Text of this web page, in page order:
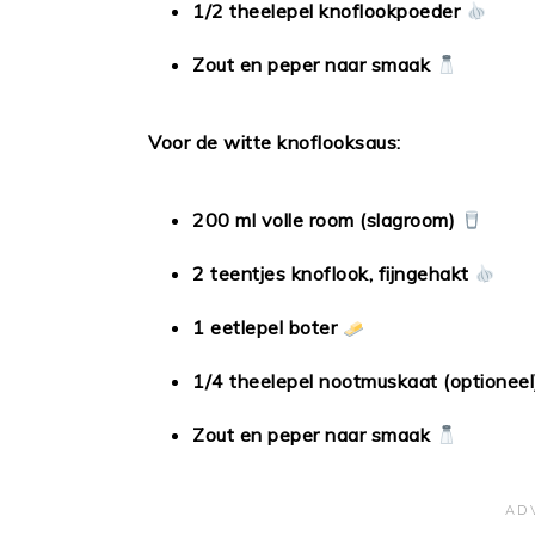
1/2 theelepel knoflookpoeder
Zout en peper naar smaak
Voor de witte knoflooksaus:
200 ml volle room (slagroom)
2 teentjes knoflook, fijngehakt
1 eetlepel boter
1/4 theelepel nootmuskaat
Zout en peper naar smaak